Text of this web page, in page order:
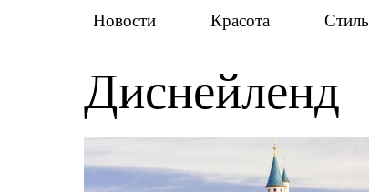
Новости Красота Стиль
Диснейленд